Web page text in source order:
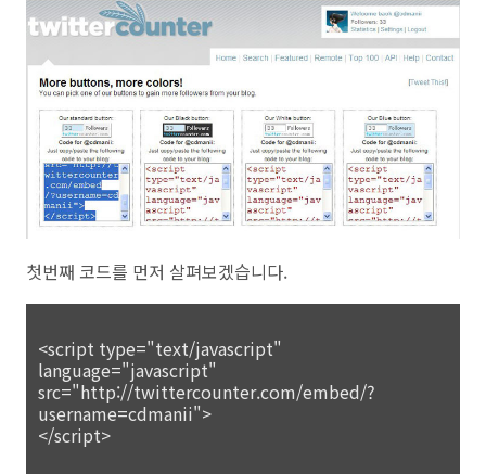
첫번째 코드를 먼저 살펴보겠습니다.
<script type="text/javascript"
language="javascript"
src="http://twittercounter.com/embed/?
username=cdmanii">
</script>